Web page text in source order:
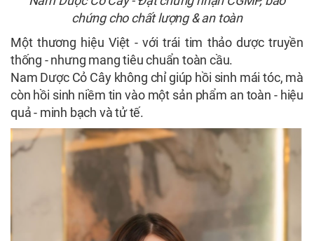
chứng cho chất lượng & an toàn
Một thương hiệu Việt - với trái tim thảo dược truyền
thống - nhưng mang tiêu chuẩn toàn cầu.
Nam Dược Cỏ Cây không chỉ giúp hồi sinh mái tóc, mà
còn hồi sinh niềm tin vào một sản phẩm an toàn - hiệu
quả - minh bạch và tử tế.